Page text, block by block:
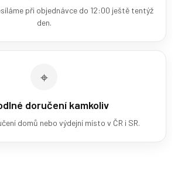
při objednávce do 12:00 ještě tentýž
den.
⌖
doručení kamkoliv
domů nebo výdejní místo v ČR i SR.